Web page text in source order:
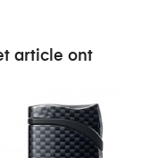
article ont